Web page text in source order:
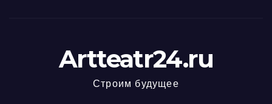
Artteatr24.ru
Строим будущее